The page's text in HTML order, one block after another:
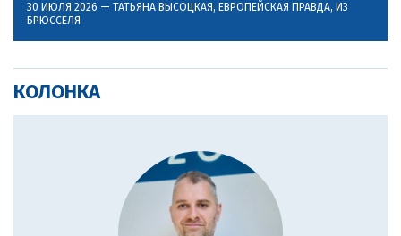
30 ИЮЛЯ 2026 — ТАТЬЯНА ВЫСОЦКАЯ , ЕВРОПЕЙСКАЯ ПРАВДА, ИЗ
БРЮССЕЛЯ
КОЛОНКА